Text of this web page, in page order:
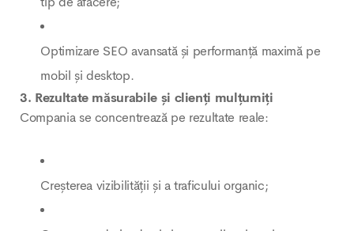
Optimizare SEO avansată și performanță maximă pe
mobil și desktop.
3. Rezultate măsurabile și clienți mulțumiți
Compania se concentrează pe rezultate reale:
Creșterea vizibilității și a traficului organic;